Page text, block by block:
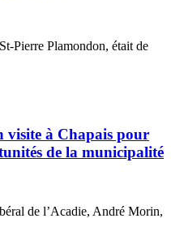
Pierre Plamondon, était de
visite à Chapais pour
de la municipalité
de l’Acadie, André Morin,